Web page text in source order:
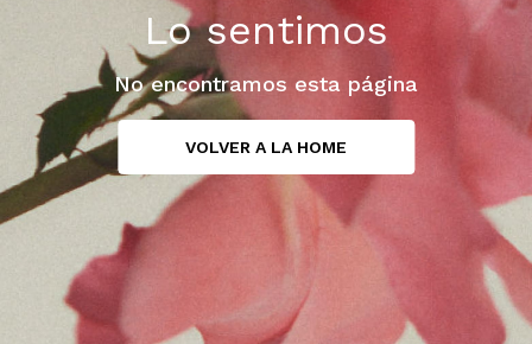
Lo sentimos
No encontramos esta página
VOLVER A LA HOME